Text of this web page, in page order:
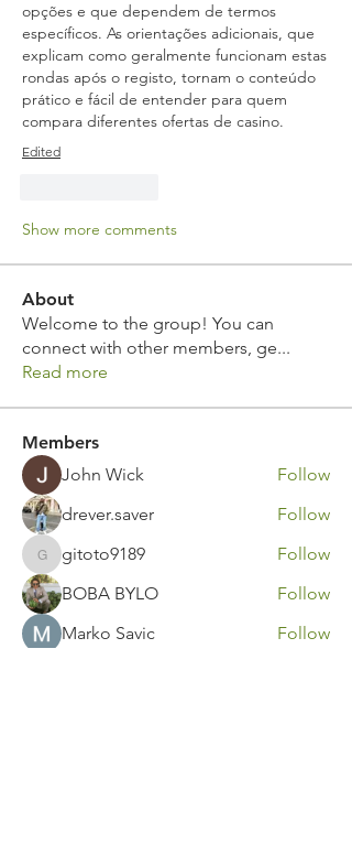
opções e que dependem de termos
específicos. As orientações adicionais, que
explicam como geralmente funcionam estas
rondas após o registo, tornam o conteúdo
prático e fácil de entender para quem
compara diferentes ofertas de casino.
Edited
Show more comments
About
Welcome to the group! You can
connect with other members, ge...
Read more
Members
John Wick
Follow
drever.saver
Follow
gitoto9189
gitoto9189
Follow
BOBA BYLO
Follow
Marko Savic
Follow